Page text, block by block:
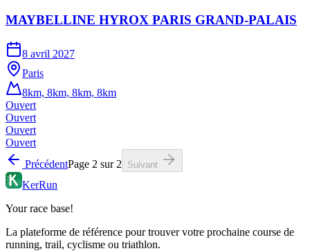
MAYBELLINE HYROX PARIS GRAND-PALAIS
8 avril 2027
Paris
8km, 8km, 8km, 8km
Ouvert
Ouvert
Ouvert
Ouvert
PrécédentPage 2 sur 2 Suivant
KerRun
Your race base!
La plateforme de référence pour trouver votre prochaine course de
running, trail, cyclisme ou triathlon.